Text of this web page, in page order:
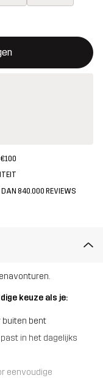
van een
DAN 840.000 REVIEWS
keuze als je:
buiten bent
in het dagelijks
eenvoudige